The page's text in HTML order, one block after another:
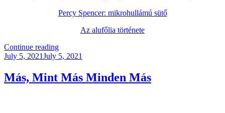
Percy Spencer: mikrohullámú sütő
Az alufőlia története
Continue reading“KB054
–
in-
1
Posted
July 5, 2021July 5, 2021
Más, Mint Más Minden Más